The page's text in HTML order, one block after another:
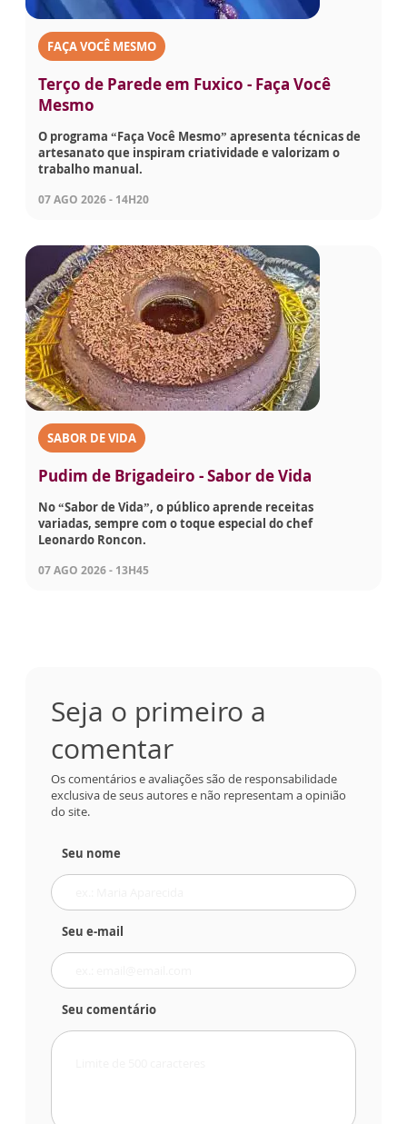
FAÇA VOCÊ MESMO
Terço de Parede em Fuxico - Faça Você
Mesmo
O programa “Faça Você Mesmo” apresenta técnicas de
artesanato que inspiram criatividade e valorizam o
trabalho manual.
07 AGO 2026 - 14H20
SABOR DE VIDA
Pudim de Brigadeiro - Sabor de Vida
No “Sabor de Vida”, o público aprende receitas
variadas, sempre com o toque especial do chef
Leonardo Roncon.
07 AGO 2026 - 13H45
Seja o primeiro a
comentar
Os comentários e avaliações são de responsabilidade
exclusiva de seus autores e não representam a opinião
do site.
Seu nome
Seu e-mail
Seu comentário